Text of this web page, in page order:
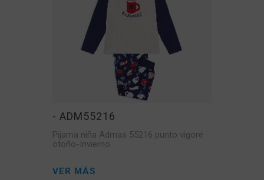
- ADM55216
Pijama niña Admas 55216 punto vigoré
otoño-Invierno
VER MÁS